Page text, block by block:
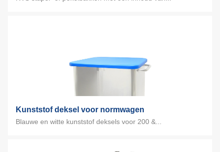
Kunststof deksel voor normwagen
Blauwe en witte kunststof deksels voor 200 &...